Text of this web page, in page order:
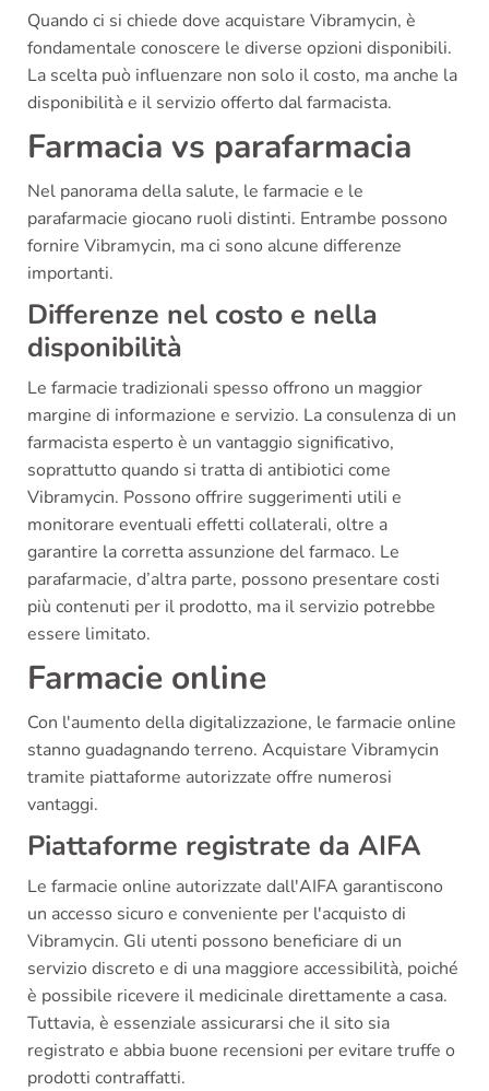
Quando ci si chiede dove acquistare Vibramycin, è
fondamentale conoscere le diverse opzioni disponibili.
La scelta può influenzare non solo il costo, ma anche la
disponibilità e il servizio offerto dal farmacista.
Farmacia vs parafarmacia
Nel panorama della salute, le farmacie e le
parafarmacie giocano ruoli distinti. Entrambe possono
fornire Vibramycin, ma ci sono alcune differenze
importanti.
Differenze nel costo e nella
disponibilità
Le farmacie tradizionali spesso offrono un maggior
margine di informazione e servizio. La consulenza di un
farmacista esperto è un vantaggio significativo,
soprattutto quando si tratta di antibiotici come
Vibramycin. Possono offrire suggerimenti utili e
monitorare eventuali effetti collaterali, oltre a
garantire la corretta assunzione del farmaco. Le
parafarmacie, d’altra parte, possono presentare costi
più contenuti per il prodotto, ma il servizio potrebbe
essere limitato.
Farmacie online
Con l'aumento della digitalizzazione, le farmacie online
stanno guadagnando terreno. Acquistare Vibramycin
tramite piattaforme autorizzate offre numerosi
vantaggi.
Piattaforme registrate da AIFA
Le farmacie online autorizzate dall'AIFA garantiscono
un accesso sicuro e conveniente per l'acquisto di
Vibramycin. Gli utenti possono beneficiare di un
servizio discreto e di una maggiore accessibilità, poiché
è possibile ricevere il medicinale direttamente a casa.
Tuttavia, è essenziale assicurarsi che il sito sia
registrato e abbia buone recensioni per evitare truffe o
prodotti contraffatti.